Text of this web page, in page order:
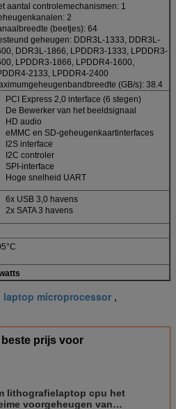
aantal controlemechanismen: 1
2
(beetjes): 64
geheugen: DDR3L-1333, DDR3L-
DDR3L-1866, LPDDR3-1333, LPDDR3-
LPDDR3-1866, LPDDR4-1600,
2133, LPDDR4-2400
(GB/s): 38.4
PCI Express 2,0 interface (6 stegen)
De Bewerker van het beeldsignaal
HD audio
eMMC en SD-geheugenkaartinterfaces
I2S interface
I2C controler
SPI-interface
Hoge snelheid UART
6x USB 3,0 havens
2x SATA 3 havens
laptop microprocessor ,
beste prijs voor
lithografielaptop cpu het
voorgeheugen van